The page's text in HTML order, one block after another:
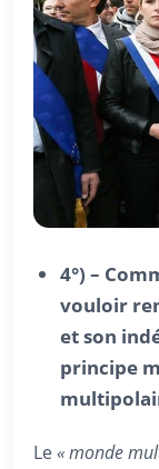
4°) –
vouloir
et son
principe
Le« monde